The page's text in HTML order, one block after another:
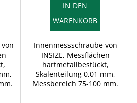
IN DEN
WARENKORB
Innenmessschraube von
INSIZE, Messflächen
hartmetallbestückt,
Skalenteilung 0,01 mm,
Messbereich 75-100 mm.